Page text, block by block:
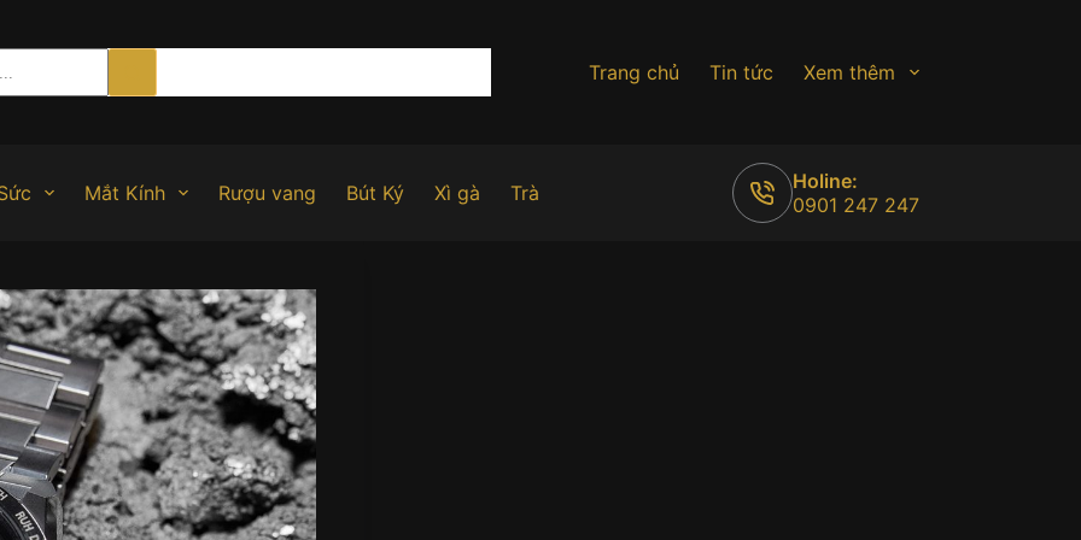
Trang chủ Tin tức Xem thêm
Mắt Kính Rượu vang Bút Ký Xì gà Trà
Holine:
0901 247 247